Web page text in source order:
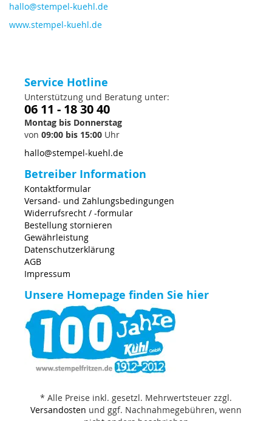
hallo@stempel-kuehl.de
www.stempel-kuehl.de
Service Hotline
Unterstützung und Beratung unter:
06 11 - 18 30 40
Montag bis Donnerstag
von 09:00 bis 15:00 Uhr
hallo@stempel-kuehl.de
Betreiber Information
Kontaktformular
Versand- und Zahlungsbedingungen
Widerrufsrecht / -formular
Bestellung stornieren
Gewährleistung
Datenschutzerklärung
AGB
Impressum
Unsere Homepage finden Sie hier
* Alle Preise inkl. gesetzl. Mehrwertsteuer zzgl.
Versandosten und ggf. Nachnahmegebühren, wenn